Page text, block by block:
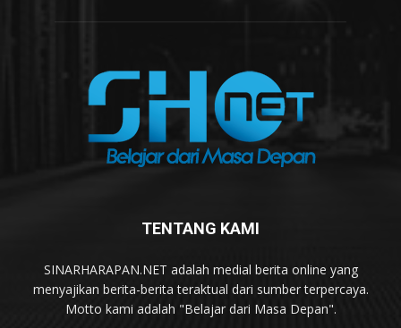
TENTANG KAMI
SINARHARAPAN.NET adalah medial berita online yang
menyajikan berita-berita teraktual dari sumber terpercaya.
Motto kami adalah "Belajar dari Masa Depan".